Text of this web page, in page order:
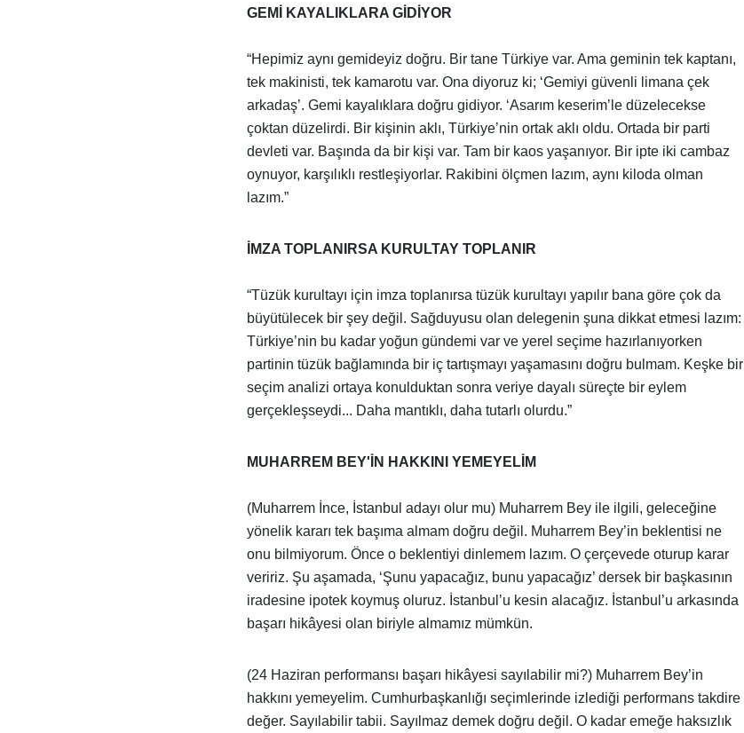
GEMİ KAYALIKLARA GİDİYOR
“Hepimiz aynı gemideyiz doğru. Bir tane Türkiye var. Ama geminin tek kaptanı,
tek makinisti, tek kamarotu var. Ona diyoruz ki; ‘Gemiyi güvenli limana çek
arkadaş’. Gemi kayalıklara doğru gidiyor. ‘Asarım keserim’le düzelecekse
çoktan düzelirdi. Bir kişinin aklı, Türkiye’nin ortak aklı oldu. Ortada bir parti
devleti var. Başında da bir kişi var. Tam bir kaos yaşanıyor. Bir ipte iki cambaz
oynuyor, karşılıklı restleşiyorlar. Rakibini ölçmen lazım, aynı kiloda olman
lazım.”
İMZA TOPLANIRSA KURULTAY TOPLANIR
“Tüzük kurultayı için imza toplanırsa tüzük kurultayı yapılır bana göre çok da
büyütülecek bir şey değil. Sağduyusu olan delegenin şuna dikkat etmesi lazım:
Türkiye’nin bu kadar yoğun gündemi var ve yerel seçime hazırlanıyorken
partinin tüzük bağlamında bir iç tartışmayı yaşamasını doğru bulmam. Keşke bir
seçim analizi ortaya konulduktan sonra veriye dayalı süreçte bir eylem
gerçekleşseydi... Daha mantıklı, daha tutarlı olurdu.”
MUHARREM BEY'İN HAKKINI YEMEYELİM
(Muharrem İnce, İstanbul adayı olur mu) Muharrem Bey ile ilgili, geleceğine
yönelik kararı tek başıma almam doğru değil. Muharrem Bey’in beklentisi ne
onu bilmiyorum. Önce o beklentiyi dinlemem lazım. O çerçevede oturup karar
veririz. Şu aşamada, ‘Şunu yapacağız, bunu yapacağız’ dersek bir başkasının
iradesine ipotek koymuş oluruz. İstanbul’u kesin alacağız. İstanbul’u arkasında
başarı hikâyesi olan biriyle almamız mümkün.
(24 Haziran performansı başarı hikâyesi sayılabilir mi?) Muharrem Bey’in
hakkını yemeyelim. Cumhurbaşkanlığı seçimlerinde izlediği performans takdire
değer. Sayılabilir tabii. Sayılmaz demek doğru değil. O kadar emeğe haksızlık